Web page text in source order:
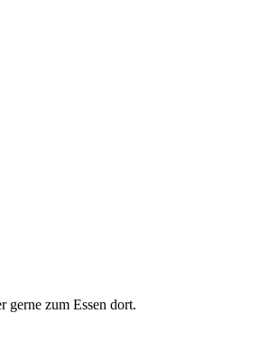
gerne zum Essen dort.